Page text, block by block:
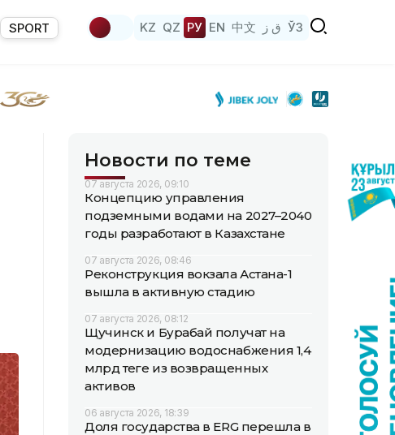
SPORT KZ QZ РУ EN 中文 ق ز ЎЗ
Новости по теме
07 августа 2026, 09:10
Концепцию управления
подземными водами на 2027–2040
годы разработают в Казахстане
07 августа 2026, 08:46
Реконструкция вокзала Астана-1
вышла в активную стадию
07 августа 2026, 08:12
Щучинск и Бурабай получат на
модернизацию водоснабжения 1,4
млрд теңге из возвращенных
активов
06 августа 2026, 18:39
Доля государства в ERG перешла в